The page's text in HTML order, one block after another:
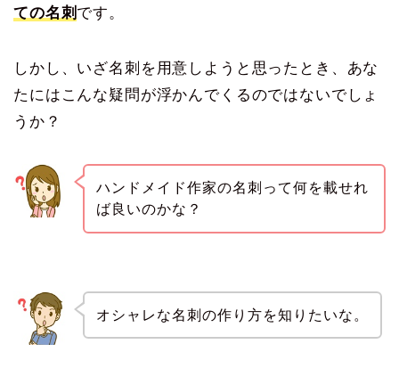
ての名刺 です。
しかし、いざ名刺を用意しようと思ったとき、あな
たにはこんな疑問が浮かんでくるのではないでしょ
うか？
ハンドメイド作家の名刺って何を載せれ
ば良いのかな？
オシャレな名刺の作り方を知りたいな。